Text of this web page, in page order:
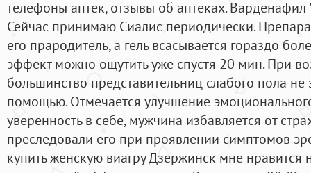
телефоны аптек, отзывы об аптеках.
Сейчас принимаю Сиалис периодически.
его прародитель, а гель всасывается гораздо
эффект можно ощутить уже спустя 20 мин. При
большинство представительниц слабого пола не
помощью. Отмечается улучшение
уверенность в себе, мужчина избавляется от
преследовали его при проявлении симптомов
купить женскую виагру Дзержинск мне нравится